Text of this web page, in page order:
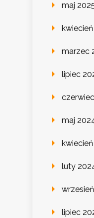
maj
marzec
lipiec
maj
luty
lipiec